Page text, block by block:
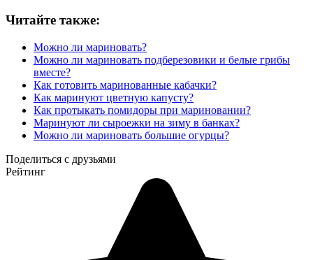
Читайте также:
Можно ли мариновать?
Можно ли мариновать подберезовики и белые грибы
вместе?
Как готовить маринованные кабачки?
Как маринуют цветную капусту?
Как протыкать помидоры при мариновании?
Маринуют ли сыроежки на зиму в банках?
Можно ли мариновать большие огурцы?
Поделиться с друзьями
Рейтинг